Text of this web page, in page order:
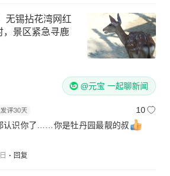
无锡拈花湾网红
，景区紧急寻鹿
@元宝 一起聊新闻
10
认识你了……你是牡丹园最靓的叔
回复